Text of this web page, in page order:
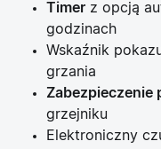
Timer z opcją
godzinach
Wskaźnik
grzania
Zabezpieczenie
grzejniku
Elektroniczny